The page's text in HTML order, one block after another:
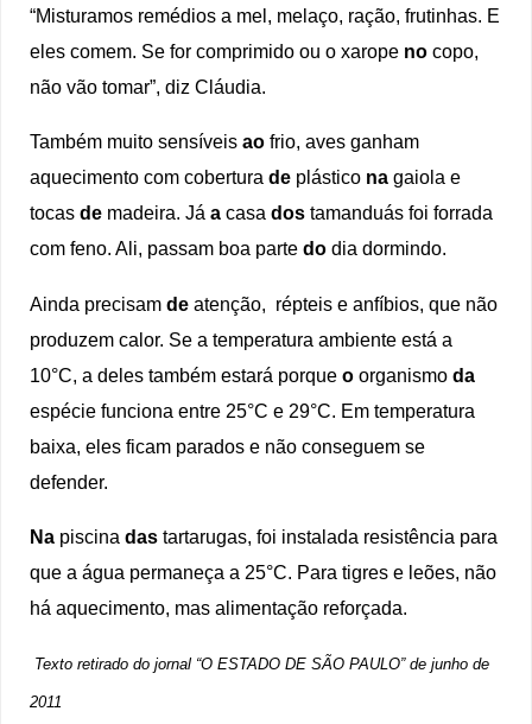
“Misturamos remédios a mel, melaço, ração, frutinhas. E
eles comem. Se for comprimido ou o xarope no copo,
não vão tomar”, diz Cláudia.
Também muito sensíveisao frio, aves ganham
aquecimento com coberturade plástico na gaiola e
tocasde madeira. Jáa casados tamanduás foi forrada
com feno. Ali, passam boa partedo dia dormindo.
Ainda precisamde atenção, répteis e anfíbios, que não
produzem calor. Se a temperatura ambiente está a
10°C, a deles também estará porqueo organismoda
espécie funciona entre 25°C e 29°C. Em temperatura
baixa, eles ficam parados e não conseguem se
defender.
Na piscinadas tartarugas, foi instalada resistência para
que a água permaneça a 25°C. Para tigres e leões, não
há aquecimento, mas alimentação reforçada.
Texto retirado do jornal “O ESTADO DE SÃO PAULO” de junho de
2011